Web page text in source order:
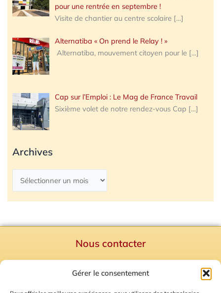
Gérer le consentement
pour une rentrée en septembre !
Visite de chantier au centre scolaire […]
Alternatiba « On prend le Relay ! »
Alternatiba, mouvement citoyen pour le […]
Cap sur l’Emploi : Le Mag de France Travail
Sixième volet de notre rendez-vous Cap […]
Archives
Nous contacter
Mentions Légales
Plan du site